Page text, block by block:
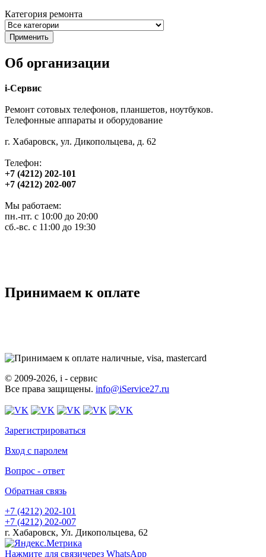
Категория ремонта
Об организации
i-Сервис
Ремонт сотовых телефонов, планшетов, ноутбуков.
Телефонные аппараты и оборудование
г. Хабаровск, ул. Дикопольцева, д. 62
Телефон:
+7 (4212) 202-101
+7 (4212) 202-007
Мы работаем:
пн.-пт. с 10:00 до 20:00
сб.-вс. с 11:00 до 19:30
Принимаем к оплате
© 2009-2026, i - сервис
Все права защищены. info@iService27.ru
Зарегистрироваться
Вход с паролем
Вопрос - ответ
Обратная связь
+7 (4212) 202-101
+7 (4212) 202-007
г. Хабаровск, Ул. Дикопольцева, 62
Нажмите для связичерез WhatsApp